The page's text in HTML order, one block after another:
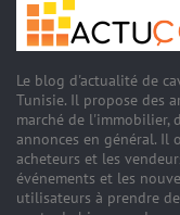
Le blog d'actualité de
Tunisie. Il propose des
marché de l'immobilier,
annonces en général. Il
acheteurs et les
événements et les
utilisateurs à prendre